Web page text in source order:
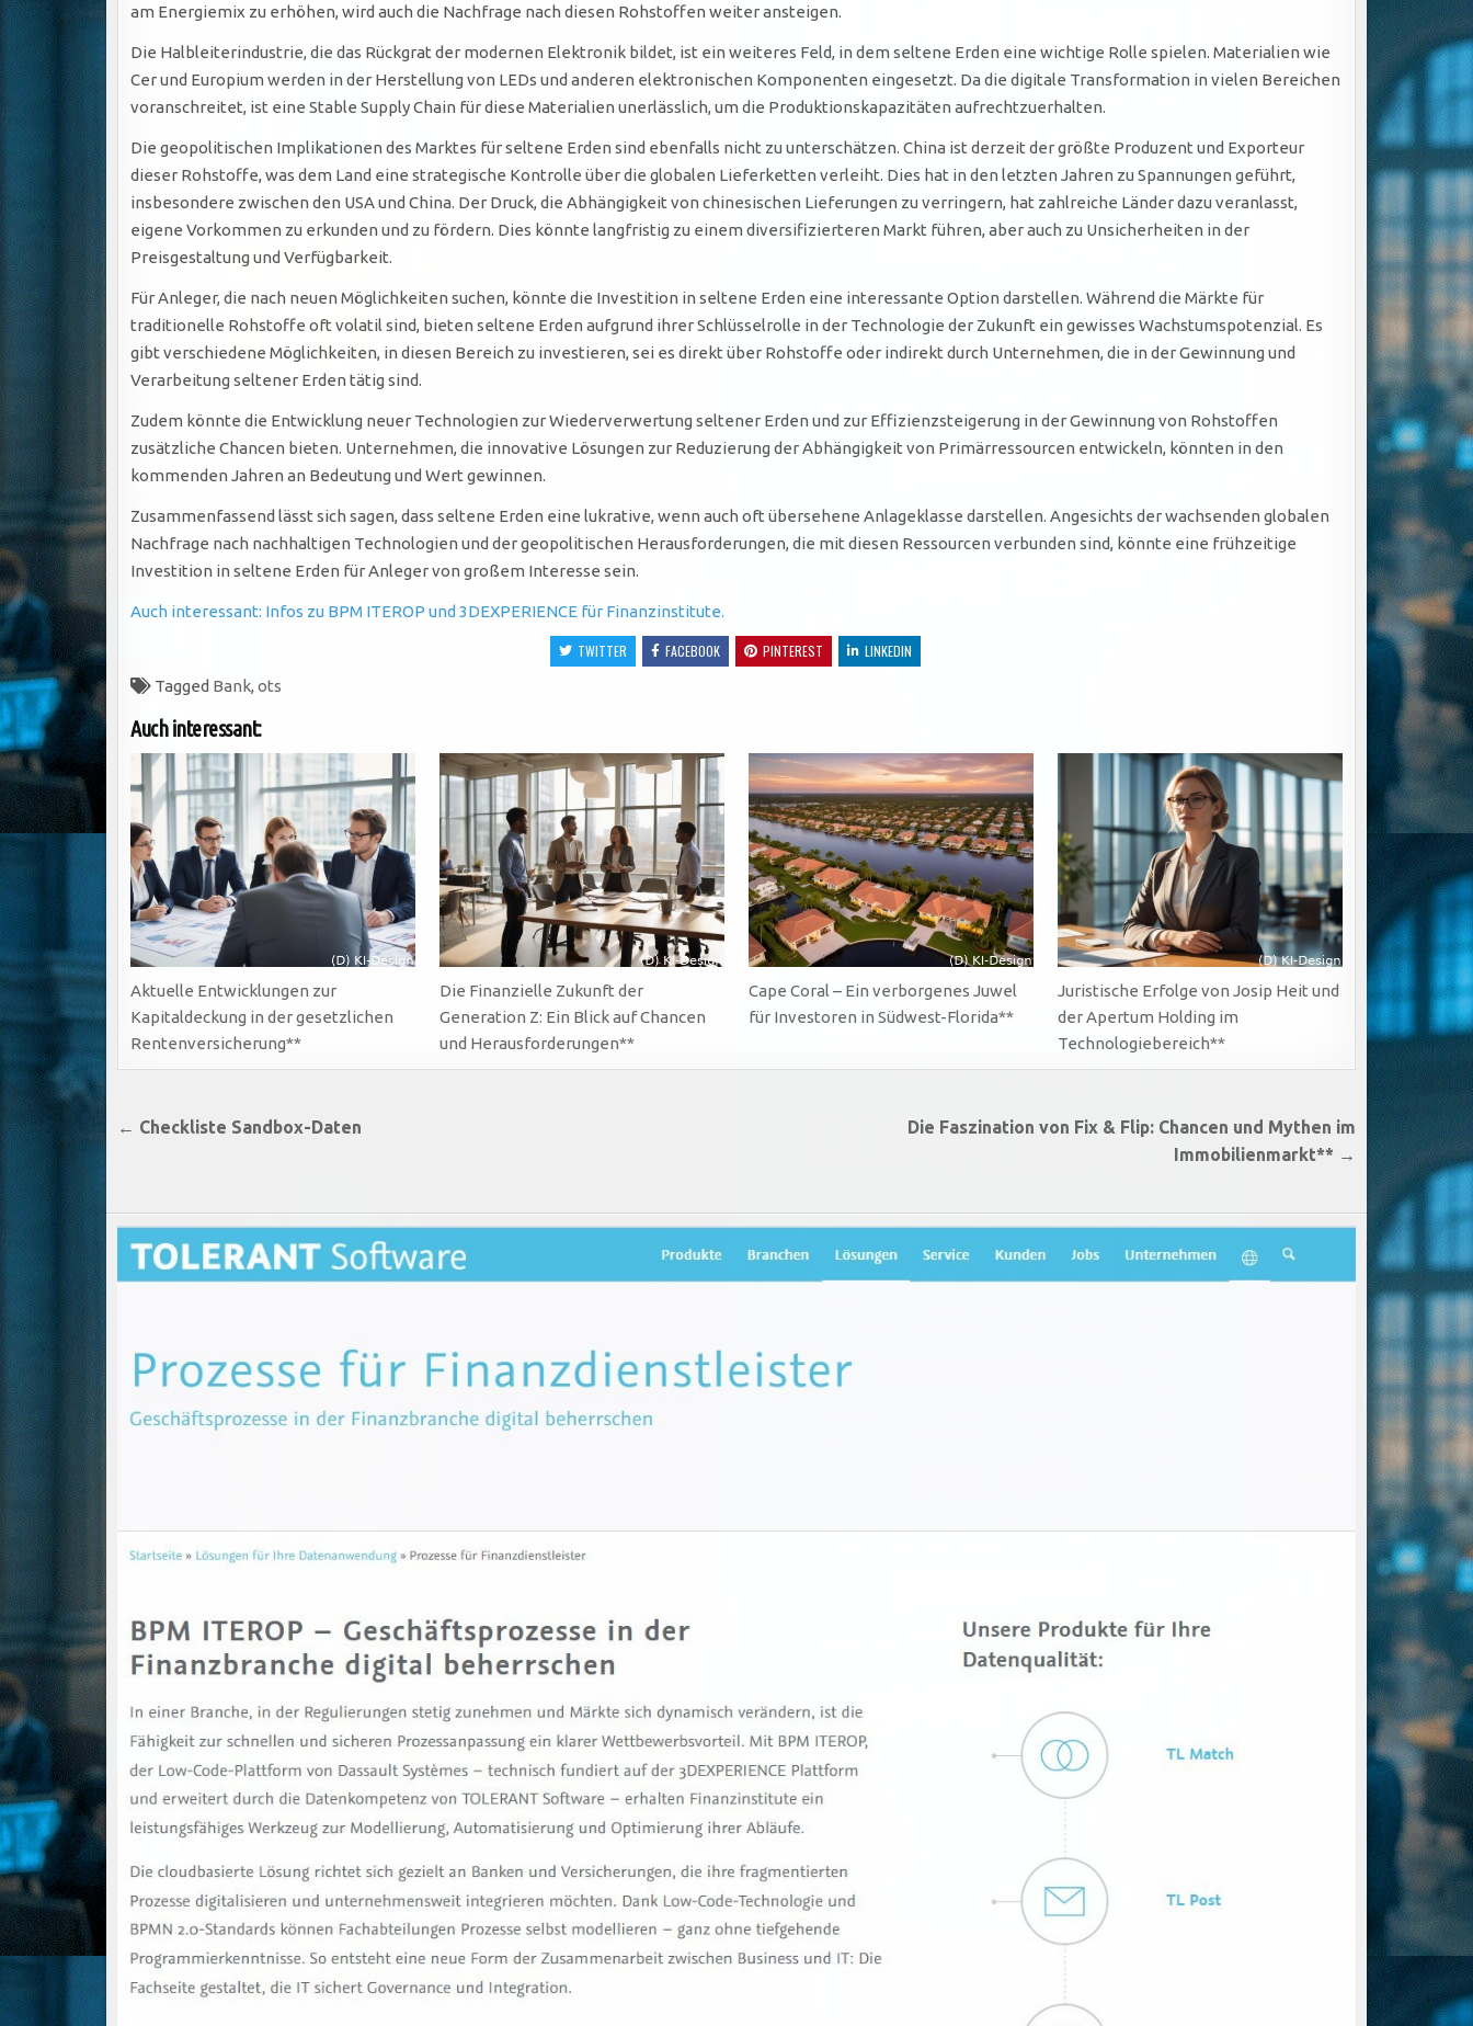
am Energiemix zu erhöhen, wird auch die Nachfrage nach diesen Rohstoffen weiter ansteigen.
Die Halbleiterindustrie, die das Rückgrat der modernen Elektronik bildet, ist ein weiteres Feld, in dem seltene Erden eine wichtige Rolle spielen. Materialien wie
Cer und Europium werden in der Herstellung von LEDs und anderen elektronischen Komponenten eingesetzt. Da die digitale Transformation in vielen Bereichen
voranschreitet, ist eine Stable Supply Chain für diese Materialien unerlässlich, um die Produktionskapazitäten aufrechtzuerhalten.
Die geopolitischen Implikationen des Marktes für seltene Erden sind ebenfalls nicht zu unterschätzen. China ist derzeit der größte Produzent und Exporteur
dieser Rohstoffe, was dem Land eine strategische Kontrolle über die globalen Lieferketten verleiht. Dies hat in den letzten Jahren zu Spannungen geführt,
insbesondere zwischen den USA und China. Der Druck, die Abhängigkeit von chinesischen Lieferungen zu verringern, hat zahlreiche Länder dazu veranlasst,
eigene Vorkommen zu erkunden und zu fördern. Dies könnte langfristig zu einem diversifizierteren Markt führen, aber auch zu Unsicherheiten in der
Preisgestaltung und Verfügbarkeit.
Für Anleger, die nach neuen Möglichkeiten suchen, könnte die Investition in seltene Erden eine interessante Option darstellen. Während die Märkte für
traditionelle Rohstoffe oft volatil sind, bieten seltene Erden aufgrund ihrer Schlüsselrolle in der Technologie der Zukunft ein gewisses Wachstumspotenzial. Es
gibt verschiedene Möglichkeiten, in diesen Bereich zu investieren, sei es direkt über Rohstoffe oder indirekt durch Unternehmen, die in der Gewinnung und
Verarbeitung seltener Erden tätig sind.
Zudem könnte die Entwicklung neuer Technologien zur Wiederverwertung seltener Erden und zur Effizienzsteigerung in der Gewinnung von Rohstoffen
zusätzliche Chancen bieten. Unternehmen, die innovative Lösungen zur Reduzierung der Abhängigkeit von Primärressourcen entwickeln, könnten in den
kommenden Jahren an Bedeutung und Wert gewinnen.
Zusammenfassend lässt sich sagen, dass seltene Erden eine lukrative, wenn auch oft übersehene Anlageklasse darstellen. Angesichts der wachsenden globalen
Nachfrage nach nachhaltigen Technologien und der geopolitischen Herausforderungen, die mit diesen Ressourcen verbunden sind, könnte eine frühzeitige
Investition in seltene Erden für Anleger von großem Interesse sein.
Auch interessant: Infos zu BPM ITEROP und 3DEXPERIENCE für Finanzinstitute.
TWITTER FACEBOOK PINTEREST
LINKEDIN
Tagged Bank, ots
Auch interessant:
Aktuelle Entwicklungen zur
Kapitaldeckung in der gesetzlichen
Rentenversicherung**
Die Finanzielle Zukunft der
Generation Z: Ein Blick auf Chancen
und Herausforderungen**
Cape Coral – Ein verborgenes Juwel
für Investoren in Südwest-Florida**
Juristische Erfolge von Josip Heit und
der Apertum Holding im
Technologiebereich**
Beitragsnavigation
Die Faszination von Fix & Flip: Chancen und Mythen im
Immobilienmarkt** →
← Checkliste Sandbox-Daten